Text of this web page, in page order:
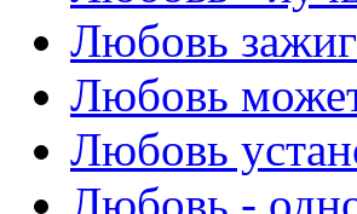
Любовь
Любовь
Любовь
Любовь -